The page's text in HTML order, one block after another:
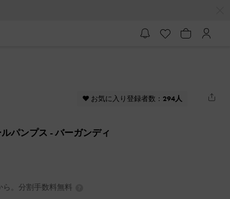
♥ お気に入り登録者数： 294人
パンプス - バーガンディ
。分割手数料無料